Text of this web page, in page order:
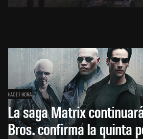
HACE 1 HORA
La saga Matrix
Bros. confirma la quinta